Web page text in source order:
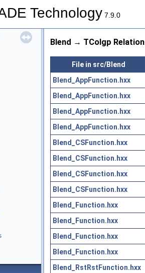
Technology 7.9.0
Blend → TColgp Relation
File in src/Blend
Blend_AppFunction.hxx
Blend_AppFunction.hxx
Blend_AppFunction.hxx
Blend_AppFunction.hxx
Blend_CSFunction.hxx
Blend_CSFunction.hxx
Blend_CSFunction.hxx
Blend_CSFunction.hxx
Blend_Function.hxx
Blend_Function.hxx
Blend_Function.hxx
Blend_Function.hxx
Blend_RstRstFunction.hxx